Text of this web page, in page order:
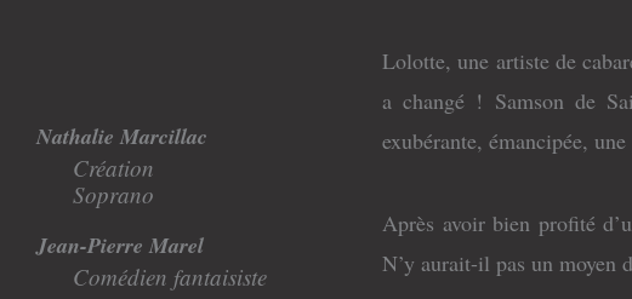
Nathalie Marcillac
Création
Soprano
Jean-Pierre Marel
Comédien fantaisiste
Lolotte, une artiste de
a changé ! Samson de
exubérante, émancipée,
Après avoir bien profité
N’y aurait-il pas un moyen